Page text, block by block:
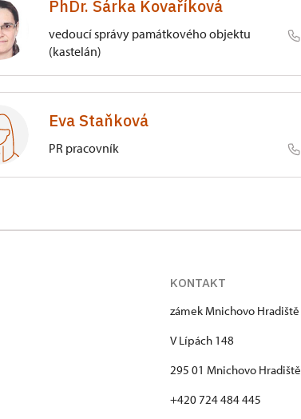
PhDr. Šárka Kovaříková
vedoucí správy památkového objektu
(kastelán)
V Lípách 148/, Mnichovo Hradiště
Eva Staňková
PR pracovník
KONTAKT
zámek Mnichovo Hradiště
V Lípách 148
295 01 Mnichovo Hradiště
+420 724 484 445